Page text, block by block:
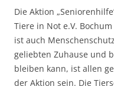
Die Aktion
Tiere in Not e.V.
ist auch
geliebten Zuhause und
bleiben kann, ist allen
der Aktion sein. Die